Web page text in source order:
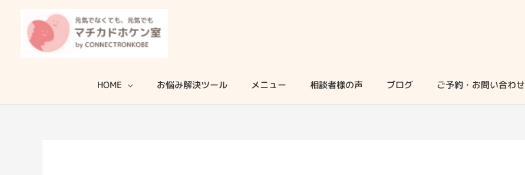
プ
HOME お悩み解決ツール メニュー 相談者様の声 ブログ ご予約・お問い合わせ